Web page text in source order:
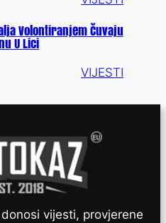
Volontiranjem Čuvaju
U Lici
VIJESTI
vijesti, provjerene